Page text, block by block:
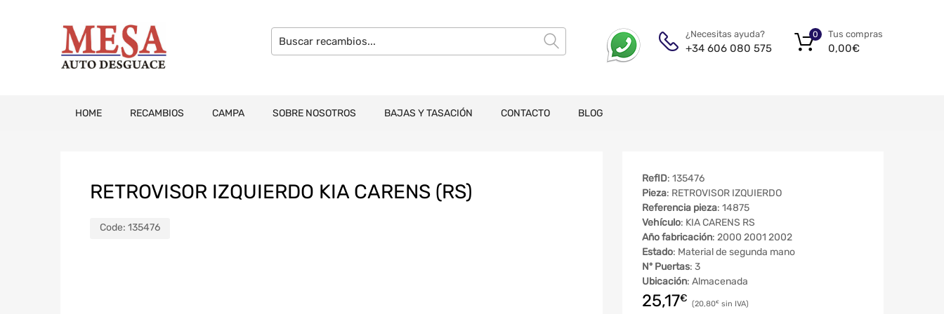
¿Necesitas ayuda?
+34 606 080 575
Tus compras
0,00€
0
HOME RECAMBIOS CAMPA SOBRE NOSOTROS BAJAS Y TASACIÓN CONTACTO BLOG
RETROVISOR IZQUIERDO KIA CARENS (RS)
Code: 135476
RefID: 135476
Pieza: RETROVISOR IZQUIERDO
Referencia pieza: 14875
Vehículo: KIA CARENS RS
Año fabricación: 2000 2001 2002
Estado: Material de segunda mano
Nº Puertas: 3
Ubicación: Almacenada
25,17€ 20,80€